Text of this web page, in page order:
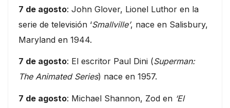
7 de agosto: John Glover, Lionel Luthor en la
serie de televisión ‘Smallville’, nace en Salisbury,
Maryland en 1944.
7 de agosto: El escritor Paul Dini (Superman:
The Animated Series) nace en 1957.
7 de agosto: Michael Shannon, Zod en ‘El